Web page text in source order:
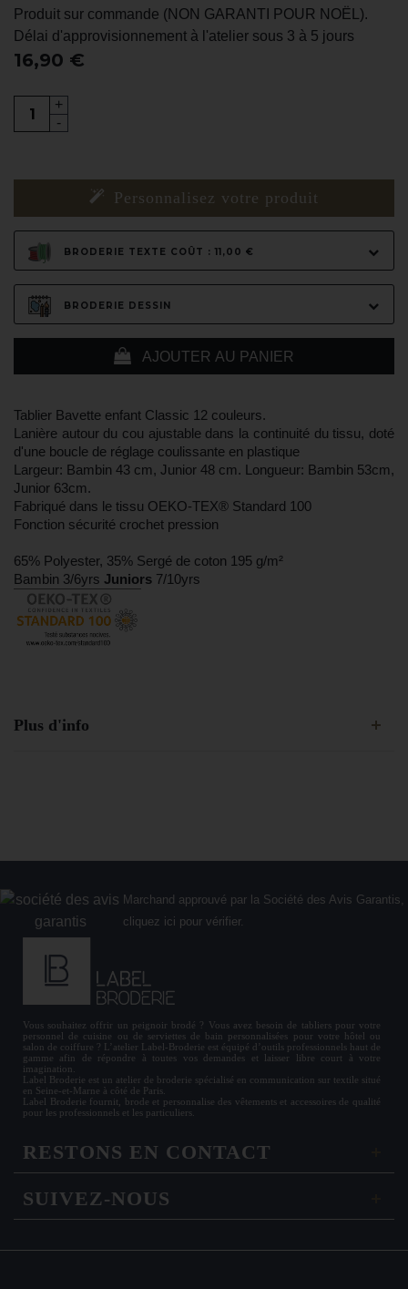
Tablier Bavette enfant Classic 12 couleurs.
Lanière autour du cou ajustable dans la continuité du tissu, doté
d'une boucle de réglage coulissante en plastique
Largeur: Bambin 43 cm, Junior 48 cm. Longueur: Bambin 53cm,
Junior 63cm.
Fabriqué dans le tissu OEKO-TEX® Standard 100
Fonction sécurité crochet pression
65% Polyester, 35% Sergé de coton 195 g/m²
Bambin 3/6yrs Juniors 7/10yrs
Personnalisez votre produit
BRODERIE TEXTE COÛT : 11,00 €
BRODERIE DESSIN
AJOUTER AU PANIER
16,90 €
Produit sur commande (NON GARANTI POUR NOËL).
Délai d'approvisionnement à l'atelier sous 3 à 5 jours
-
+
Plus d'info
Marchand approuvé par la Société des Avis Garantis,
cliquez ici pour vérifier.
Vous souhaitez offrir un peignoir brodé ? Vous avez besoin de tabliers pour votre
personnel de cuisine ou de serviettes de bain personnalisées pour votre hôtel ou
salon de coiffure ? L’atelier Label-Broderie est équipé d’outils professionnels haut de
gamme afin de répondre à toutes vos demandes et laisser libre court à votre
imagination.
Label Broderie est un atelier de broderie spécialisé en communication sur textile situé
en Seine-et-Marne à côté de Paris.
Label Broderie fournit, brode et personnalise des vêtements et accessoires de qualité
pour les professionnels et les particuliers.
RESTONS EN CONTACT
SUIVEZ-NOUS